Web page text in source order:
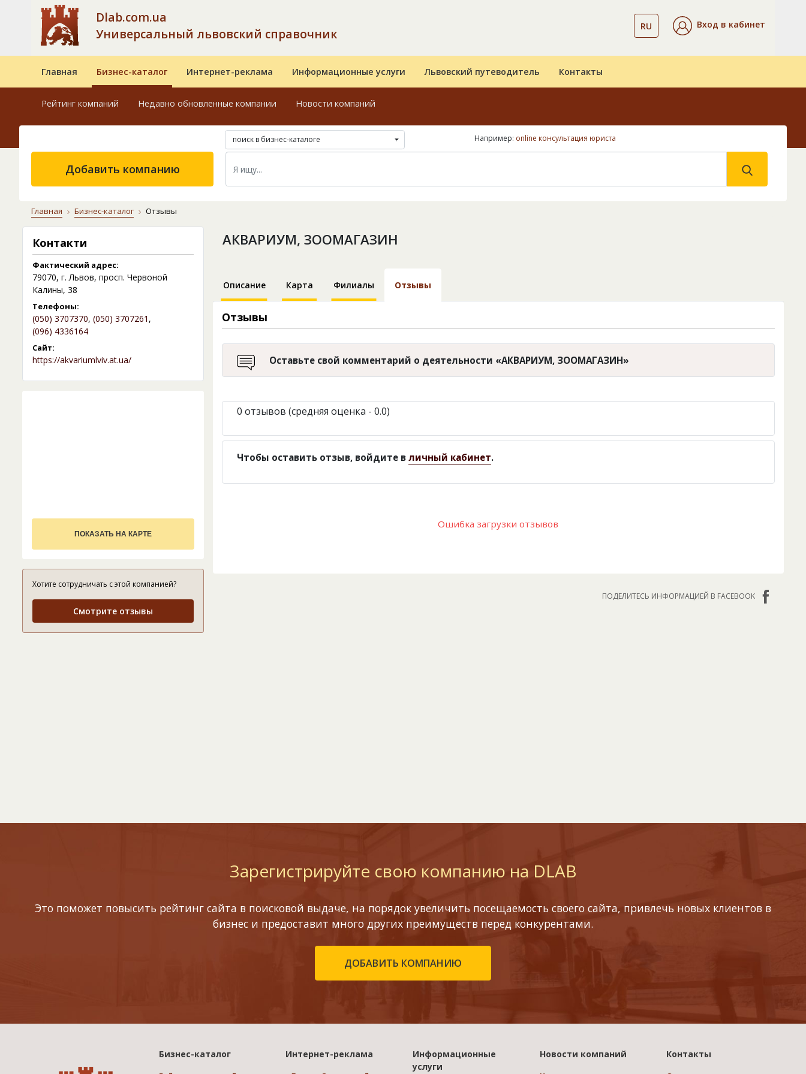
Dlab.com.ua
Универсальный львовский справочник
RU Вход в кабинет
Главная Бизнес-каталог Интернет-реклама Информационные услуги Львовский путеводитель Контакты
Рейтинг компаний Недавно обновленные компании Новости компаний
поиск в бизнес-каталоге Например: online консультация юриста
Добавить компанию
Главная Бизнес-каталог Отзывы
Контакти
Фактический адрес:
79070, г. Львов, просп. Червоной
Калины, 38
Телефоны:
(050) 3707370, (050) 3707261 ,
(096) 4336164
Сайт:
https://akvariumlviv.at.ua/
ПОКАЗАТЬ НА КАРТЕ
Хотите сотрудничать с этой компанией?
Смотрите отзывы
АКВАРИУМ, ЗООМАГАЗИН
Описание Карта Филиалы Отзывы
Отзывы
Оставьте свой комментарий о деятельности «АКВАРИУМ, ЗООМАГАЗИН»
0 отзывов (средняя оценка - 0.0)
Чтобы оставить отзыв, войдите в личный кабинет.
Ошибка загрузки отзывов
ПОДЕЛИТЕСЬ ИНФОРМАЦИЕЙ В FACEBOOK
Зарегистрируйте свою компанию на DLAB
Это поможет повысить рейтинг сайта в поисковой выдаче, на порядок увеличить посещаемость своего сайта, привлечь новых клиентов в
бизнес и предоставит много других преимуществ перед конкурентами.
ДОБАВИТЬ КОМПАНИЮ
Бизнес-каталог
Интернет-реклама
Информационные
услуги
Новости компаний
Контакты